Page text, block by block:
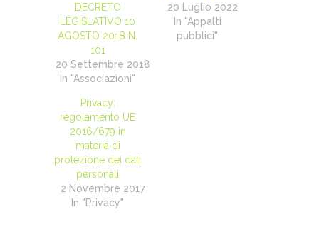
DECRETO
LEGISLATIVO 10
AGOSTO 2018 N.
101
20 Settembre 2018
In "Associazioni"
20 Luglio 2022
In "Appalti
pubblici"
Privacy:
regolamento UE
2016/679 in
materia di
protezione dei dati
personali
2 Novembre 2017
In "Privacy"